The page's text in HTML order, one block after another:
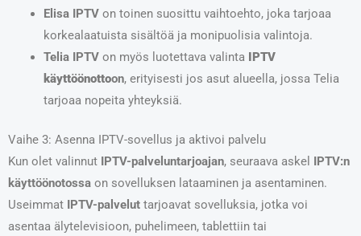
Elisa IPTVon toinen suosittu vaihtoehto, joka tarjoaa
korkealaatuista sisältöä ja monipuolisia valintoja.
Telia IPTVon myös luotettava valinta IPTV
käyttöönottoon, erityisesti jos asut alueella, jossa Telia
tarjoaa nopeita yhteyksiä.
Vaihe 3: Asenna IPTV-sovellus ja aktivoi palvelu
Kun olet valinnut IPTV-palveluntarjoajan, seuraava askel IPTV:n
käyttöönotossa on sovelluksen lataaminen ja asentaminen.
Useimmat IPTV-palvelut tarjoavat sovelluksia, jotka voi
asentaa älytelevisioon, puhelimeen, tablettiin tai